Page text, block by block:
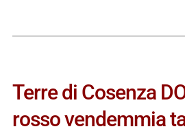
Terre di Cosenza
rosso vendemmia